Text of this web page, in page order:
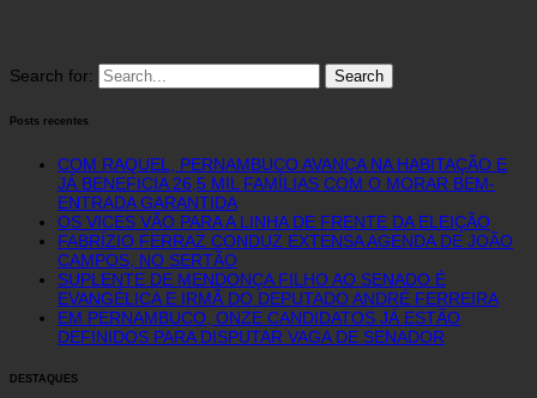
Search for:
Posts recentes
COM RAQUEL, PERNAMBUCO AVANÇA NA HABITAÇÃO E
JÁ BENEFICIA 26,5 MIL FAMÍLIAS COM O MORAR BEM-
ENTRADA GARANTIDA
OS VICES VÃO PARA A LINHA DE FRENTE DA ELEIÇÃO
FABRÍZIO FERRAZ CONDUZ EXTENSA AGENDA DE JOÃO
CAMPOS, NO SERTÃO
SUPLENTE DE MENDONÇA FILHO AO SENADO É
EVANGÉLICA E IRMÃ DO DEPUTADO ANDRÉ FERREIRA
EM PERNAMBUCO, ONZE CANDIDATOS JÁ ESTÃO
DEFINIDOS PARA DISPUTAR VAGA DE SENADOR
DESTAQUES